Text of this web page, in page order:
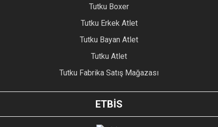
Tutku Boxer
Tutku Erkek Atlet
Tutku Bayan Atlet
Tutku Atlet
Tutku Fabrika Satış Mağazası
ETBİS